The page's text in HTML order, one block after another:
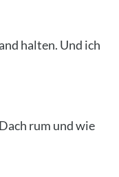
hal­ten. Und ich
rum und wie